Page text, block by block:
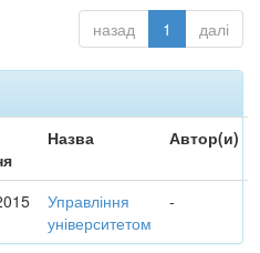
назад 1 далі
Назва Автор(и)
Управління
університетом
-